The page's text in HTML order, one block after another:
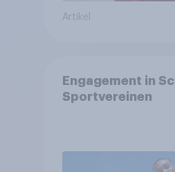
Artikel
Engagement in
Sportvereinen